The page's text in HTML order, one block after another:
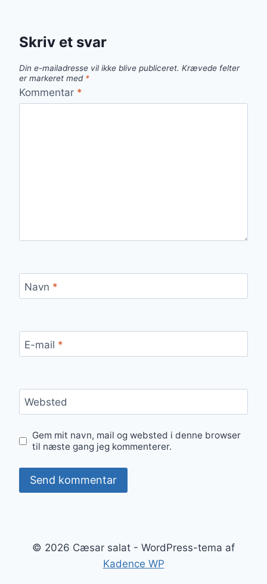
Skriv et svar
Din e-mailadresse vil ikke blive publiceret. Krævede felter
er markeret med *
Kommentar *
Navn *
E-mail *
Websted
Gem mit navn, mail og websted i denne browser
til næste gang jeg kommenterer.
© 2026 Cæsar salat - WordPress-tema af
Kadence WP